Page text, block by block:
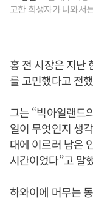
고한 희생자가 나와서
홍 전 시장은 지난
를 고민했다고 전
그는 “빅아일랜드
일이 무엇인지 생
대에 이르러 남은
시간이었다”고 말
하와이에 머무는